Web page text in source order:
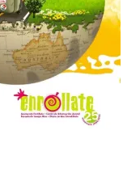
un amplio
de actividades
dirigidas a
los públicos. La
la tarde de este
nueva edición de
Medieval, que